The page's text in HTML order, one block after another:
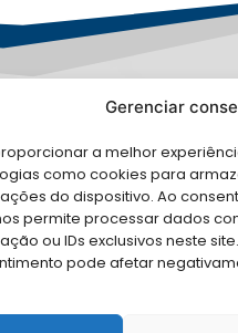
Gerenciar
a melhor
como cookies para
do dispositivo. Ao
permite processar dados
ou IDs exclusivos neste
pode afetar
CONOSCO
Apoio Institucional da AMB
seu evento